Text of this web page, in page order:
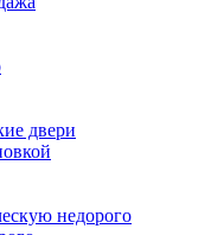
двери
недорого